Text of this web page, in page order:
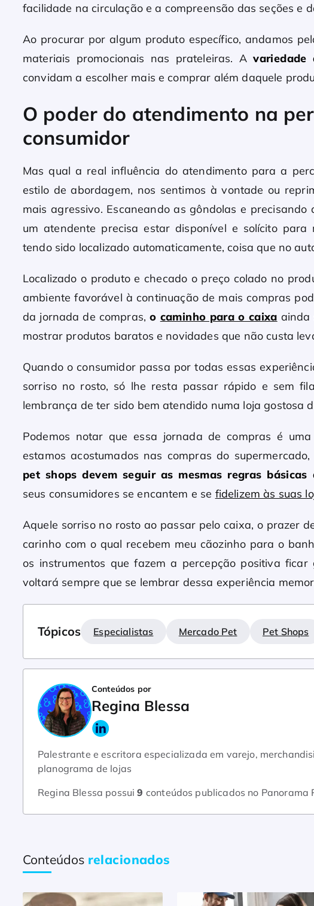
facilidade na circulação e a compreensão das seções e
Ao procurar por algum produto específico, andamos
materiais promocionais nas prateleiras. A
convidam a escolher mais e comprar além daquele
O poder do atendimento na
consumidor
Mas qual a real influência do atendimento para a
estilo de abordagem, nos sentimos à vontade ou
mais agressivo. Escaneando as gôndolas e
um atendente precisa estar disponível e solícito
tendo sido localizado automaticamente, coisa que no
Localizado o produto e checado o preço colado no
ambiente favorável à continuação de mais compras
da jornada de compras,o caminho para o caixa ainda
mostrar produtos baratos e novidades que não custa
Quando o consumidor passa por todas essas
sorriso no rosto, só lhe resta passar rápido e sem
lembrança de ter sido bem atendido numa loja gostosa
Podemos notar que essa jornada de compras é
estamos acostumados nas compras do
pet shops devem seguir as mesmas regras
seus consumidores se encantem e se fidelizem às suas
Aquele sorriso no rosto ao passar pelo caixa, o prazer
carinho com o qual recebem meu cãozinho para o
os instrumentos que fazem a percepção positiva
voltará sempre que se lembrar dessa experiência
Tópicos Especialistas Mercado Pet Pet Shops
Conteúdos por
Regina Blessa
Palestrante e escritora especializada em varejo,
planograma de lojas
Regina Blessa possui9 conteúdos publicados no Panorama
Conteúdos relacionados